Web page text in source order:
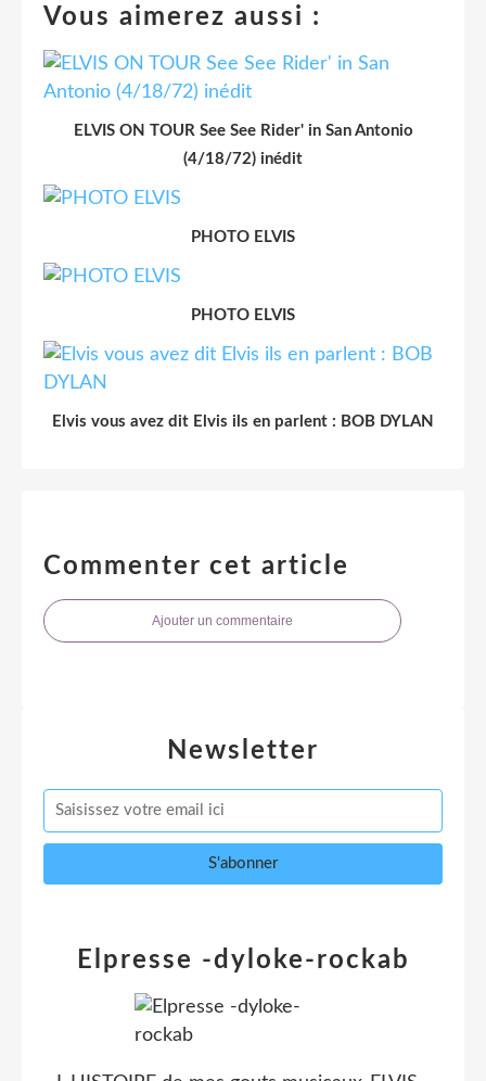
Vous aimerez aussi :
ELVIS ON TOUR See See Rider' in San Antonio
(4/18/72) inédit
PHOTO ELVIS
PHOTO ELVIS
Elvis vous avez dit Elvis ils en parlent : BOB DYLAN
Commenter cet article
Ajouter un commentaire
Newsletter
Elpresse -dyloke-rockab